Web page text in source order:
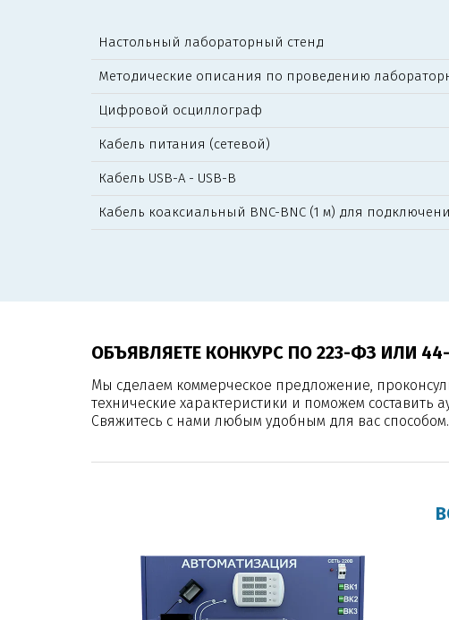
Настольный лабораторный стенд
Методические описания по проведению
Цифровой осциллограф
Кабель питания (сетевой)
Кабель USB-А - USB-B
Кабель коаксиальный BNC-BNC (1 м) для
ОБЪЯВЛЯЕТЕ КОНКУРС ПО 223-ФЗ ИЛИ
Мы сделаем коммерческое предложение,
технические характеристики и поможем составить
Свяжитесь с нами любым удобным для вас способом.